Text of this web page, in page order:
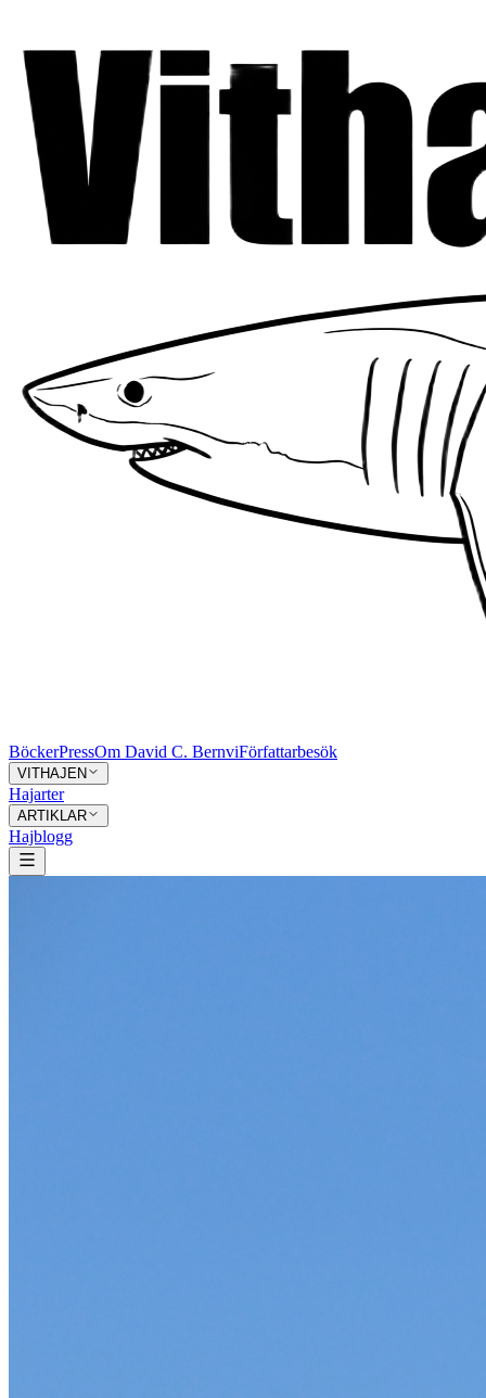
BöckerPressOm David C. BernviFörfattarbesök
VITHAJEN
Hajarter
ARTIKLAR
Hajblogg